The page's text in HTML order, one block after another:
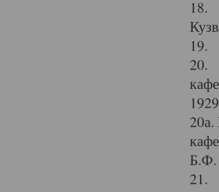
18.
19.
20.
Б.Ф.
21.